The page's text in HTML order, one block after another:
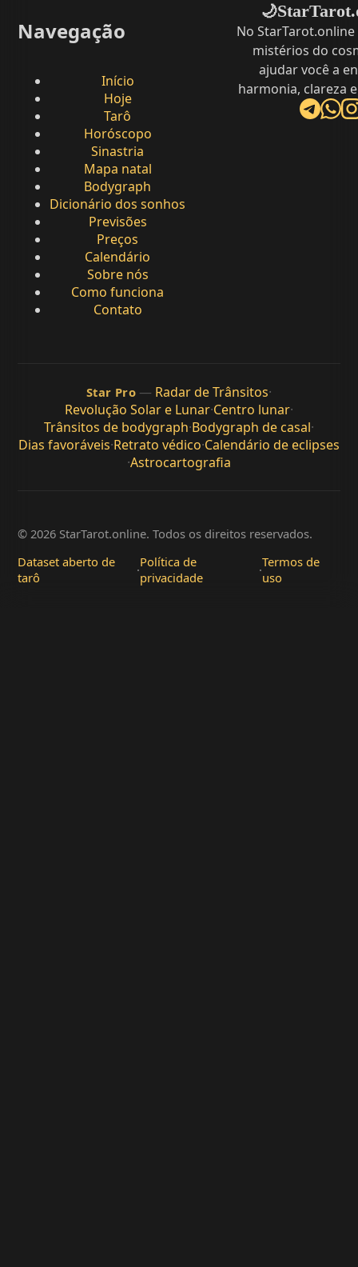
Navegação
Início
Hoje
Tarô
Horóscopo
Sinastria
Mapa natal
Bodygraph
Dicionário dos sonhos
Previsões
Preços
Calendário
Sobre nós
Como funciona
Contato
🌙
No
mistérios do
ajudar você a
harmonia, clareza
Star Pro — Radar de Trânsitos·
Revolução Solar e Lunar·Centro lunar·
Trânsitos de bodygraph·Bodygraph de casal·
Dias favoráveis·Retrato védico·Calendário de eclipses
·Astrocartografia
© 2026 StarTarot.online. Todos os direitos reservados.
Dataset aberto de
tarô
·Política de
privacidade
·Termos de
uso